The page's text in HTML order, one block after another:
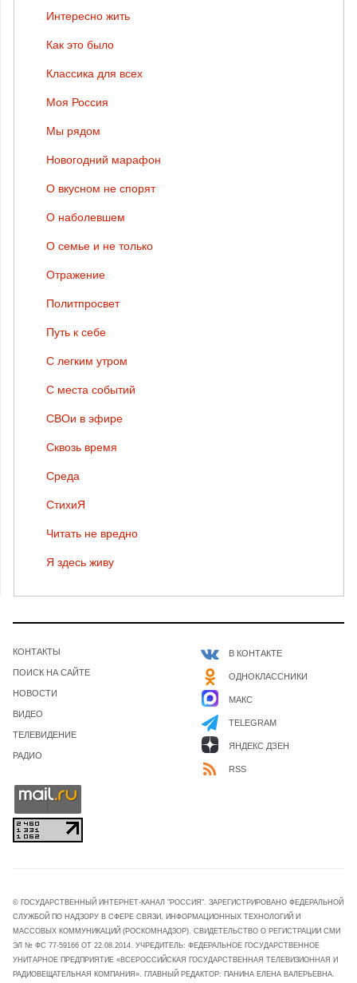
Интересно жить
Как это было
Классика для всех
Моя Россия
Мы рядом
Новогодний марафон
О вкусном не спорят
О наболевшем
О семье и не только
Отражение
Политпросвет
Путь к себе
С легким утром
С места событий
СВОи в эфире
Сквозь время
Среда
СтихиЯ
Читать не вредно
Я здесь живу
КОНТАКТЫ
ПОИСК НА САЙТЕ
НОВОСТИ
ВИДЕО
ТЕЛЕВИДЕНИЕ
РАДИО
В КОНТАКТЕ
ОДНОКЛАССНИКИ
МАКС
TELEGRAM
ЯНДЕКС ДЗЕН
RSS
© ГОСУДАРСТВЕННЫЙ ИНТЕРНЕТ-КАНАЛ "РОССИЯ". ЗАРЕГИСТРИРОВАНО ФЕДЕРАЛЬНОЙ
СЛУЖБОЙ ПО НАДЗОРУ В СФЕРЕ СВЯЗИ, ИНФОРМАЦИОННЫХ ТЕХНОЛОГИЙ И
МАССОВЫХ КОММУНИКАЦИЙ (РОСКОМНАДЗОР). СВИДЕТЕЛЬСТВО О РЕГИСТРАЦИИ СМИ
ЭЛ № ФС 77-59166 ОТ 22.08.2014. УЧРЕДИТЕЛЬ: ФЕДЕРАЛЬНОЕ ГОСУДАРСТВЕННОЕ
УНИТАРНОЕ ПРЕДПРИЯТИЕ «ВСЕРОССИЙСКАЯ ГОСУДАРСТВЕННАЯ ТЕЛЕВИЗИОННАЯ И
РАДИОВЕЩАТЕЛЬНАЯ КОМПАНИЯ». ГЛАВНЫЙ РЕДАКТОР: ПАНИНА ЕЛЕНА ВАЛЕРЬЕВНА.